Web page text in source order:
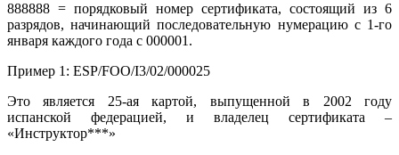
888888 = порядковый номер сертификата, состоящий из 6
разрядов, начинающий последовательную нумерацию с 1-го
января каждого года с 000001.
Пример 1: ESP/FOO/I3/02/000025
Это является 25-ая картой, выпущенной в 2002 году
испанской федерацией, и владелец сертификата –
«Инструктор***»